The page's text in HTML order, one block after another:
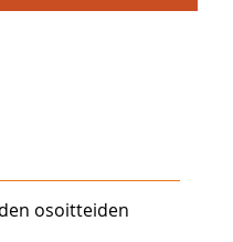
osoitteiden